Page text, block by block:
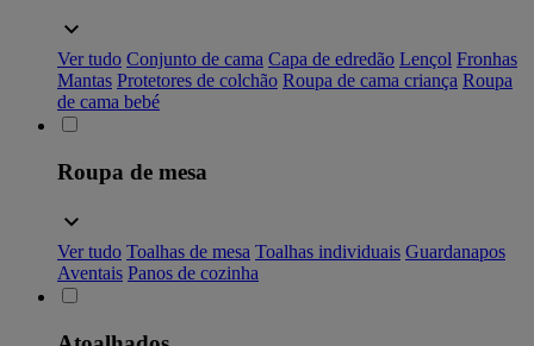
Ver tudo Conjunto de cama Capa de edredão Lençol Fronhas
Mantas Protetores de colchão Roupa de cama criança Roupa
de cama bebé
Roupa de mesa
Ver tudo Toalhas de mesa Toalhas individuais Guardanapos
Aventais Panos de cozinha